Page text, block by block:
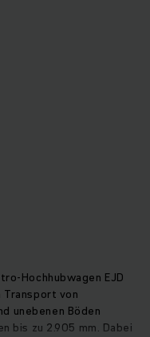
Hochhubwagen EJD
von
unebenen Böden
bis zu 2.905 mm. Dabei